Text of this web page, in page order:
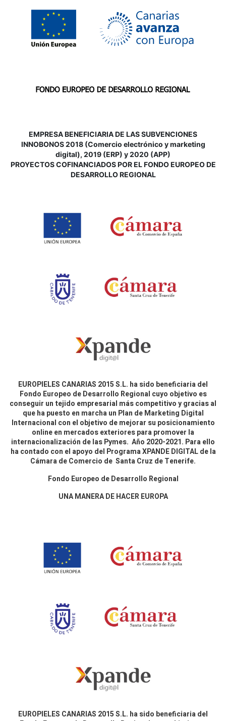
EMPRESA BENEFICIARIA DE LAS SUBVENCIONES
INNOBONOS 2018 (Comercio electrónico y marketing
digital), 2019 (ERP) y 2020 (APP)
PROYECTOS COFINANCIADOS POR EL FONDO EUROPEO DE
DESARROLLO REGIONAL
EUROPIELES CANARIAS 2015 S.L. ha sido beneficiaria del
Fondo Europeo de Desarrollo Regional cuyo objetivo es
conseguir un tejido empresarial más competitivo y gracias al
que ha puesto en marcha un Plan de Marketing Digital
Internacional con el objetivo de mejorar su posicionamiento
online en mercados exteriores para promover la
internacionalización de las Pymes. Año 2020-2021. Para ello
ha contado con el apoyo del Programa XPANDE DIGITAL de la
Cámara de Comercio de Santa Cruz de Tenerife.
Fondo Europeo de Desarrollo Regional
UNA MANERA DE HACER EUROPA
EUROPIELES CANARIAS 2015 S.L. ha sido beneficiaria del